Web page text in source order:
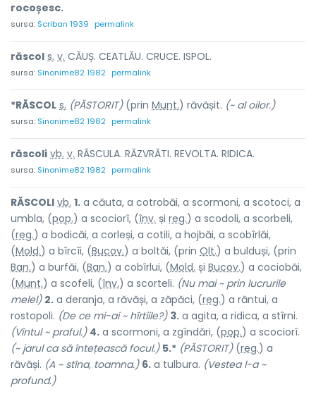
rocoșesc.
sursa: Scriban 1939 permalink
răscol s. v. CĂUȘ. CEATLĂU. CRUCE. ISPOL.
sursa: Sinonime82 1982 permalink
*RĂSCOL s. (PĂSTORIT)(prin Munt.) răvășit. (~ al oilor.)
sursa: Sinonime82 1982 permalink
răscoli vb. v. RĂSCULA. RĂZVRĂTI. REVOLTA. RIDICA.
sursa: Sinonime82 1982 permalink
RĂSCOLI vb. 1. a căuta, a cotrobăi, a scormoni, a scotoci, a
umbla, (pop.) a scociorî, (înv. și reg.) a scodoli, a scorbeli,
(reg.) a bodicăi, a corleși, a cotili, a hojbăi, a scobîrlăi,
(Mold.) a bîrcîi, (Bucov.) a boltăi, (prin Olt.) a bulduși, (prin
Ban.) a burfăi, (Ban.) a cobîrlui, (Mold. și Bucov.) a cociobăi,
(Munt.) a scofeli, (înv.) a scorteli. (Nu mai ~ prin lucrurile
melel) 2. a deranja, a răvăși, a zăpăci, (reg.) a răntui, a
rostopoli. (De ce mi-ai ~ hîrtiile?) 3. a agita, a ridica, a stîrni.
(Vîntul ~ praful.) 4. a scormoni, a zgîndări, (pop.) a scociorî.
(~ jarul ca să întețească focul.) 5.* (PĂSTORIT)(reg.) a
răvăși. (A ~ stîna, toamna.) 6. a tulbura. (Vestea l-a ~
profund.)